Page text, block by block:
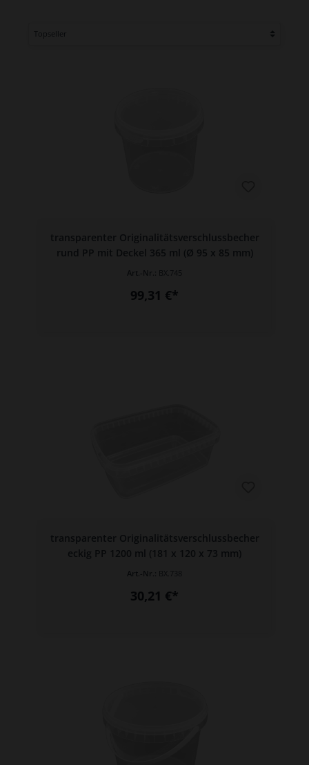
transparenter Originalitätsverschlussbecher
rund PP mit Deckel 365 ml (Ø 95 x 85 mm)
Art.-Nr.: BX.745
99,31 €*
transparenter Originalitätsverschlussbecher
eckig PP 1200 ml (181 x 120 x 73 mm)
Art.-Nr.:
30,21 €*